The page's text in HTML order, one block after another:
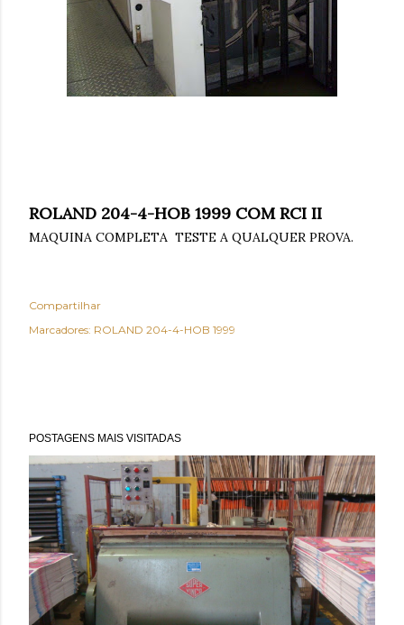
ROLAND 204-4-HOB 1999 COM RCI II
MAQUINA COMPLETA TESTE A QUALQUER PROVA.
Compartilhar
Marcadores: ROLAND 204-4-HOB 1999
POSTAGENS MAIS VISITADAS